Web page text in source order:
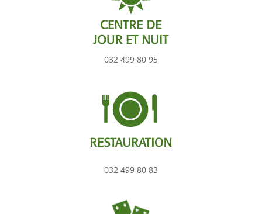
032 499 80 95
032 499 80 83